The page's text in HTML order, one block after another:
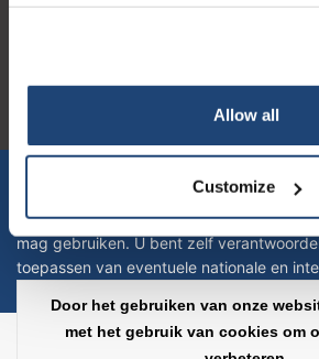
Allow all
Customize
verleend worden en zijn enkel ter
zijn geen handleiding of omschrijving
mag gebruiken. U bent zelf
toepassen van eventuele nationale en
Copyright © 2026 - Laboratorium Discounter - All
Door het gebruiken van onze
met het gebruik van cookies om